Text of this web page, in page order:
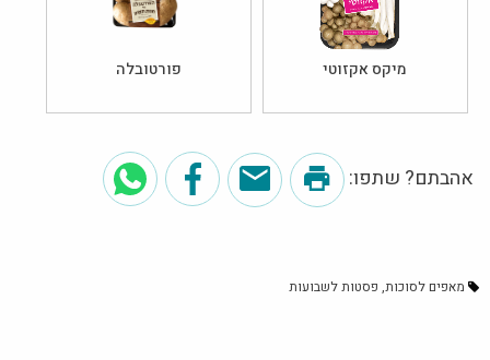
מיקס אקזוטי פורטובלה
אהבתם? שתפו:
מאפים לסוכות פסטות לשבועות